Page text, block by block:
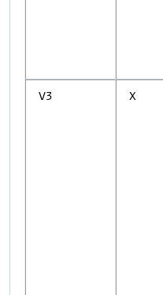
V3 X